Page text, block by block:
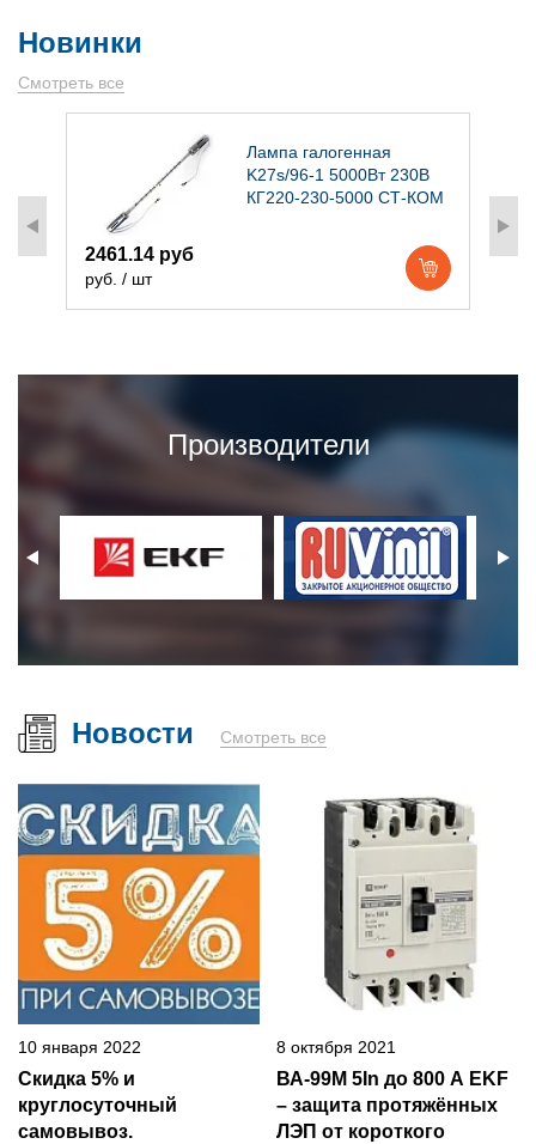
Новинки
Смотреть все
Лампа галогенная
K27s/96-1 5000Вт 230В
КГ220-230-5000 СТ-КОМ
2461.14 руб
руб. / шт
Производители
Новости Смотреть все
10 января 2022
Скидка 5% и
круглосуточный
самовывоз.
8 октября 2021
ВА-99М 5In до 800 А EKF
– защита протяжённых
ЛЭП от короткого